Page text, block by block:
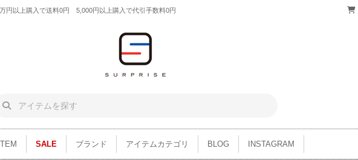
円以上購入で送料0円 5,000円以上購入で代引手数料0円
SALE ブランド アイテムカテゴリ BLOG INSTAGRAM